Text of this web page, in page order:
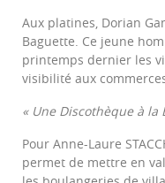
Aux platines, Dorian
Baguette. Ce jeune
printemps dernier les
visibilité aux
« Une Discothèque à la
Pour Anne-Laure
permet de mettre en